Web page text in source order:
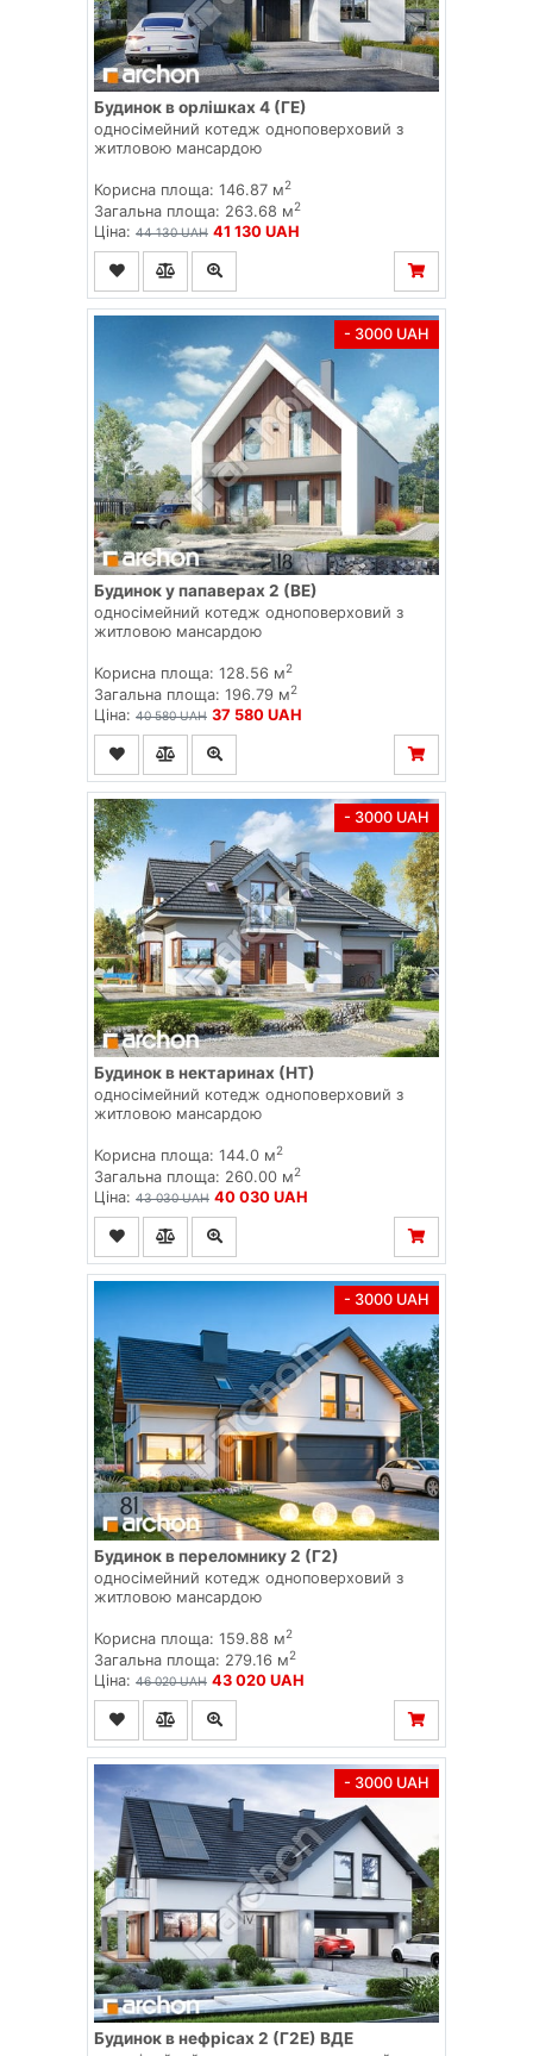
Будинок в орлішках 4 (ГЕ)
односімейний котедж одноповерховий з
житловою мансардою
Корисна площа: 146.87 м2
Загальна площа: 263.68 м2
Ціна: 44 130 UAH 41 130 UAH
- 3000 UAH
Будинок у папаверах 2 (ВЕ)
односімейний котедж одноповерховий з
житловою мансардою
Корисна площа: 128.56 м2
Загальна площа: 196.79 м2
Ціна: 40 580 UAH 37 580 UAH
- 3000 UAH
Будинок в нектаринах (НТ)
односімейний котедж одноповерховий з
житловою мансардою
Корисна площа: 144.0 м2
Загальна площа: 260.00 м2
Ціна: 43 030 UAH 40 030 UAH
- 3000 UAH
Будинок в переломнику 2 (Г2)
односімейний котедж одноповерховий з
житловою мансардою
Корисна площа: 159.88 м2
Загальна площа: 279.16 м2
Ціна: 46 020 UAH 43 020 UAH
- 3000 UAH
Будинок в нефрісах 2 (Г2Е) ВДЕ